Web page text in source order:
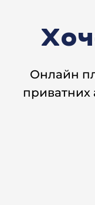
Онлайн
приватних